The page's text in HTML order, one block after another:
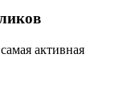
активная